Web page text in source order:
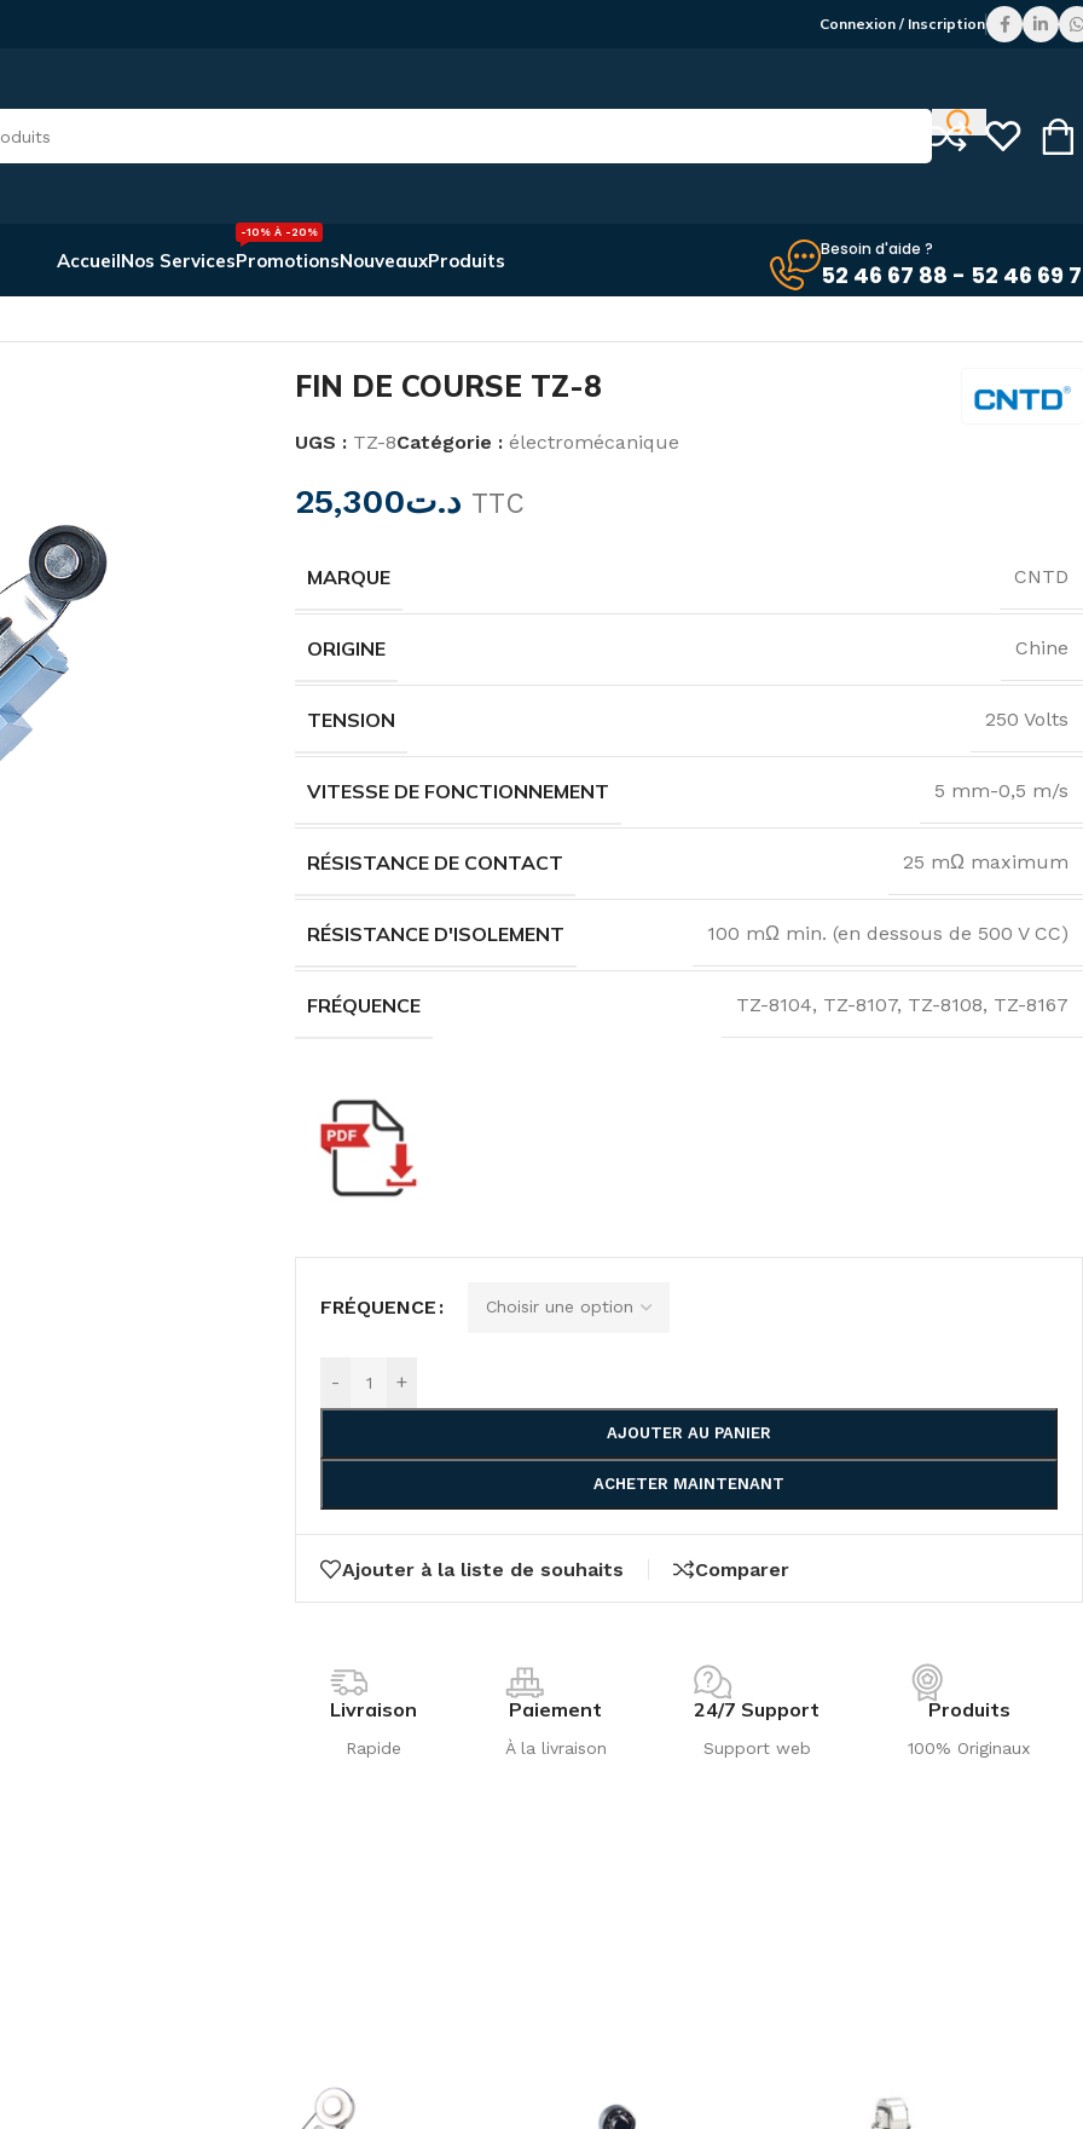
Connexion / Inscription
AccueilNos ServicesPromotions
-10% À -20%
NouveauxProduits Besoin d'aide ?
52 46 67 88 - 52 46 69
FIN DE COURSE TZ-8
UGS : TZ-8Catégorie : électromécanique
د.ت25,300 TTC
MARQUE CNTD
ORIGINE Chine
TENSION 250 Volts
VITESSE DE FONCTIONNEMENT 5 mm-0,5 m/s
RÉSISTANCE DE CONTACT 25 mΩ maximum
RÉSISTANCE D'ISOLEMENT 100 mΩ min. (en dessous de 500 V CC)
FRÉQUENCE TZ-8104, TZ-8107, TZ-8108, TZ-8167
FRÉQUENCE
- +
AJOUTER AU PANIER
ACHETER MAINTENANT
Ajouter à la liste de souhaits Comparer
Livraison
Rapide
Paiement
À la livraison
24/7 Support
Support web
Produits
100% Originaux